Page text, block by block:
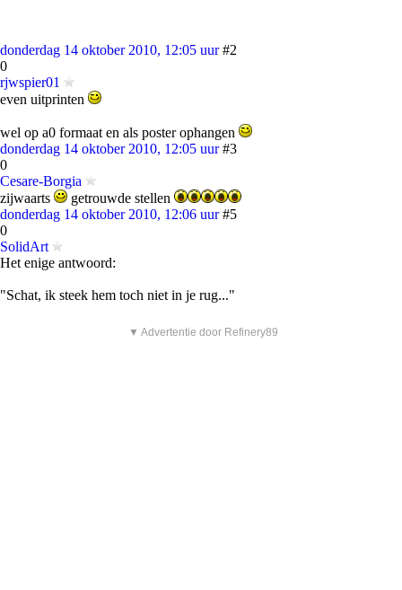
donderdag 14 oktober 2010, 12:05 uur #2
0
rjwspier01
even uitprinten
wel op a0 formaat en als poster ophangen
donderdag 14 oktober 2010, 12:05 uur #3
0
Cesare-Borgia
zijwaarts
getrouwde stellen
donderdag 14 oktober 2010, 12:06 uur #5
0
SolidArt
Het enige antwoord:
"Schat, ik steek hem toch niet in je rug..."
▼ Advertentie door Refinery89